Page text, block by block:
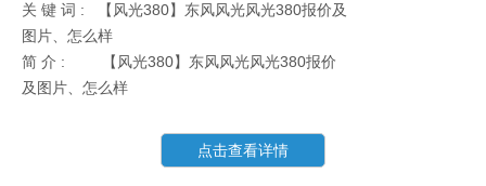
关 键 词 :
【风光380】东风风光风光380报价及
图片、怎么样
简 介 :
【风光380】东风风光风光380报价
及图片、怎么样
点击查看详情